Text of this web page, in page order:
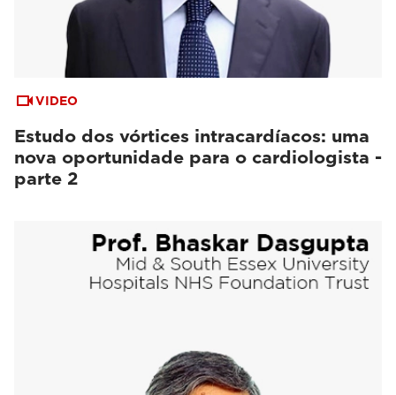
VIDEO
Estudo dos vórtices intracardíacos: uma
nova oportunidade para o cardiologista -
parte 2